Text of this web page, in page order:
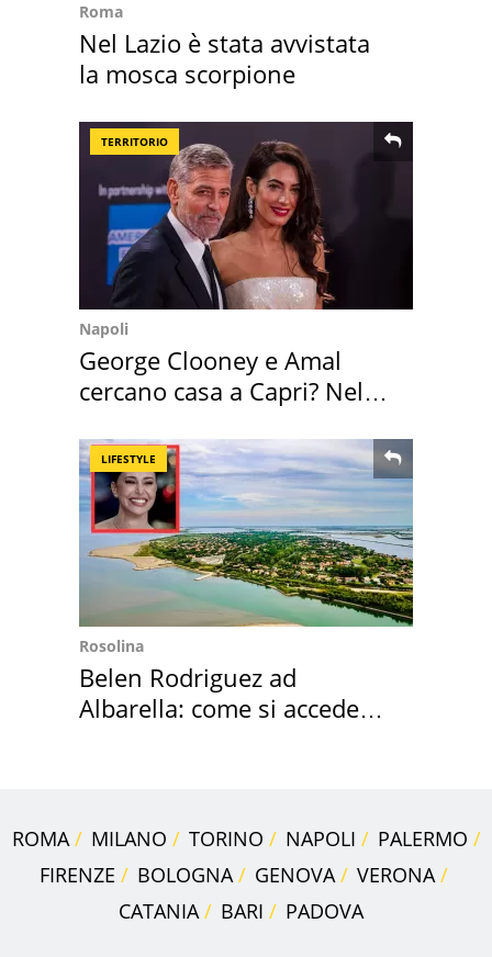
Roma
Nel Lazio è stata avvistata
la mosca scorpione
TERRITORIO
Napoli
George Clooney e Amal
cercano casa a Capri? Nel
LIFESTYLE
Rosolina
Belen Rodriguez ad
Albarella: come si accede
ROMA MILANO TORINO NAPOLI
PALERMO
FIRENZE
BOLOGNA GENOVA
VERONA
CATANIA
BARI PADOVA